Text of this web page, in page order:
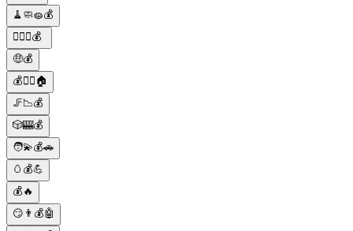
🧹🧼🧽💰
🕵️‍♂️💼💰
🤑💰
💰🏃‍♂️🏠
🦵📉💰
🎲🎰💰
🧑💫💰🚗
🥚💰💪
💰🔥
😏👨💰🤖